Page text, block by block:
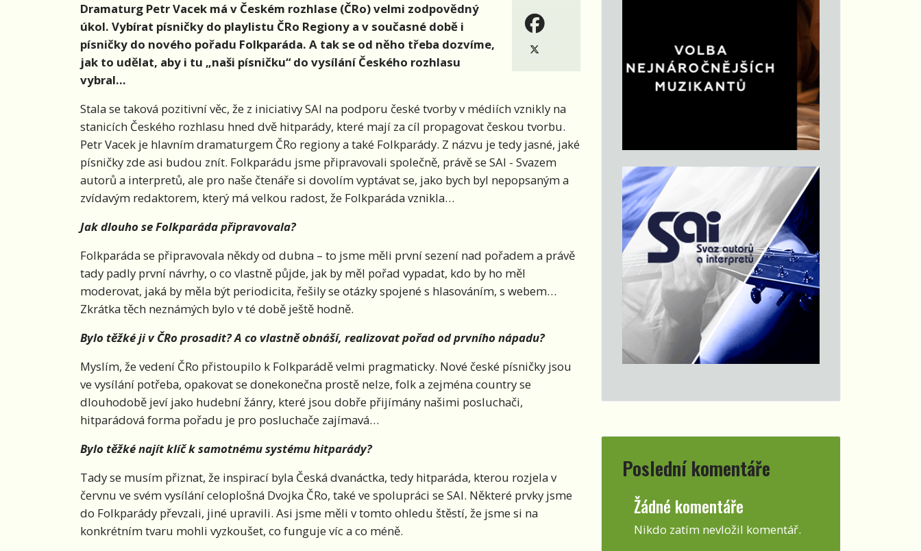
Dramaturg Petr Vacek má v Českém rozhlase (ČRo) velmi zodpovědný
úkol. Vybírat písničky do playlistu ČRo Regiony a v současné době i
písničky do nového pořadu Folkparáda. A tak se od něho třeba dozvíme,
jak to udělat, aby i tu „naši písničku“ do vysílání Českého rozhlasu
vybral…
Stala se taková pozitivní věc, že z iniciativy SAI na podporu české tvorby v médiích vznikly na
stanicích Českého rozhlasu hned dvě hitparády, které mají za cíl propagovat českou tvorbu.
Petr Vacek je hlavním dramaturgem ČRo regiony a také Folkparády. Z názvu je tedy jasné, jaké
písničky zde asi budou znít. Folkparádu jsme připravovali společně, právě se SAI - Svazem
autorů a interpretů, ale pro naše čtenáře si dovolím vyptávat se, jako bych byl nepopsaným a
zvídavým redaktorem, který má velkou radost, že Folkparáda vznikla…
Jak dlouho se Folkparáda připravovala?
Folkparáda se připravovala někdy od dubna – to jsme měli první sezení nad pořadem a právě
tady padly první návrhy, o co vlastně půjde, jak by měl pořad vypadat, kdo by ho měl
moderovat, jaká by měla být periodicita, řešily se otázky spojené s hlasováním, s webem…
Zkrátka těch neznámých bylo v té době ještě hodně.
Bylo těžké ji v ČRo prosadit? A co vlastně obnáší, realizovat pořad od prvního nápadu?
Myslím, že vedení ČRo přistoupilo k Folkparádě velmi pragmaticky. Nové české písničky jsou
ve vysílání potřeba, opakovat se donekonečna prostě nelze, folk a zejména country se
dlouhodobě jeví jako hudební žánry, které jsou dobře přijímány našimi posluchači,
hitparádová forma pořadu je pro posluchače zajímavá…
Bylo těžké najít klíč k samotnému systému hitparády?
Tady se musím přiznat, že inspirací byla Česká dvanáctka, tedy hitparáda, kterou rozjela v
červnu ve svém vysílání celoplošná Dvojka ČRo, také ve spolupráci se SAI. Některé prvky jsme
do Folkparády převzali, jiné upravili. Asi jsme měli v tomto ohledu štěstí, že jsme si na
konkrétním tvaru mohli vyzkoušet, co funguje víc a co méně.
Poslední komentáře
Žádné komentáře
Nikdo zatím nevložil komentář.